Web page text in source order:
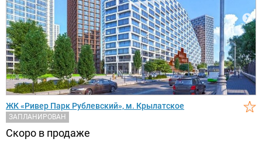
ЖК «Ривер Парк Рублевский», м. Крылатское
ЗАПЛАНИРОВАН
Скоро в продаже